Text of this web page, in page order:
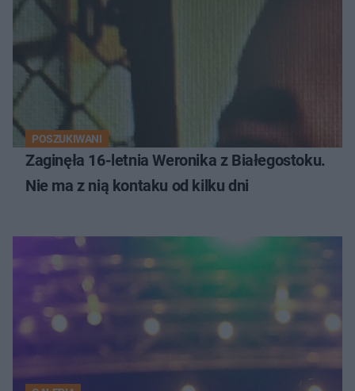
POSZUKIWANI
Zaginęła 16-letnia Weronika z Białegostoku.
Nie ma z nią kontaku od kilku dni